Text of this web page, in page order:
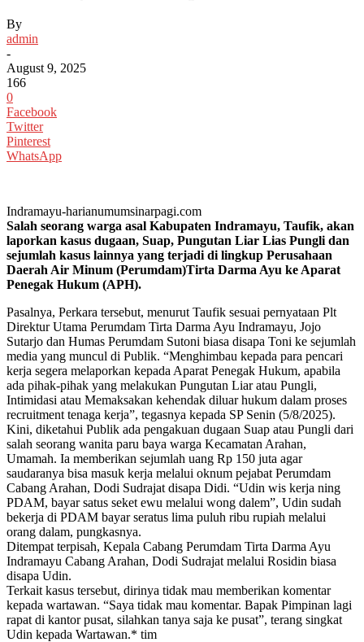
By
admin
-
August 9, 2025
166
0
Facebook
Twitter
Pinterest
WhatsApp
Indramayu-harianumumsinarpagi.com
Salah seorang warga asal Kabupaten Indramayu, Taufik, akan
laporkan kasus dugaan, Suap, Pungutan Liar Lias Pungli dan
sejumlah kasus lainnya yang terjadi di lingkup Perusahaan
Daerah Air Minum (Perumdam)Tirta Darma Ayu ke Aparat
Penegak Hukum (APH).
Pasalnya, Perkara tersebut, menurut Taufik sesuai pernyataan Plt
Direktur Utama Perumdam Tirta Darma Ayu Indramayu, Jojo
Sutarjo dan Humas Perumdam Sutoni biasa disapa Toni ke sejumlah
media yang muncul di Publik. “Menghimbau kepada para pencari
kerja segera melaporkan kepada Aparat Penegak Hukum, apabila
ada pihak-pihak yang melakukan Pungutan Liar atau Pungli,
Intimidasi atau Memaksakan kehendak diluar hukum dalam proses
recruitment tenaga kerja”, tegasnya kepada SP Senin (5/8/2025).
Kini, diketahui Publik ada pengakuan dugaan Suap atau Pungli dari
salah seorang wanita paru baya warga Kecamatan Arahan,
Umamah. Ia memberikan sejumlah uang Rp 150 juta agar
saudaranya bisa masuk kerja melalui oknum pejabat Perumdam
Cabang Arahan, Dodi Sudrajat disapa Didi. “Udin wis kerja ning
PDAM, bayar satus seket ewu melalui wong dalem”, Udin sudah
bekerja di PDAM bayar seratus lima puluh ribu rupiah melalui
orang dalam, pungkasnya.
Ditempat terpisah, Kepala Cabang Perumdam Tirta Darma Ayu
Indramayu Cabang Arahan, Dodi Sudrajat melalui Rosidin biasa
disapa Udin.
Terkait kasus tersebut, dirinya tidak mau memberikan komentar
kepada wartawan. “Saya tidak mau komentar. Bapak Pimpinan lagi
rapat di kantor pusat, silahkan tanya saja ke pusat”, terang singkat
Udin kepada Wartawan.* tim